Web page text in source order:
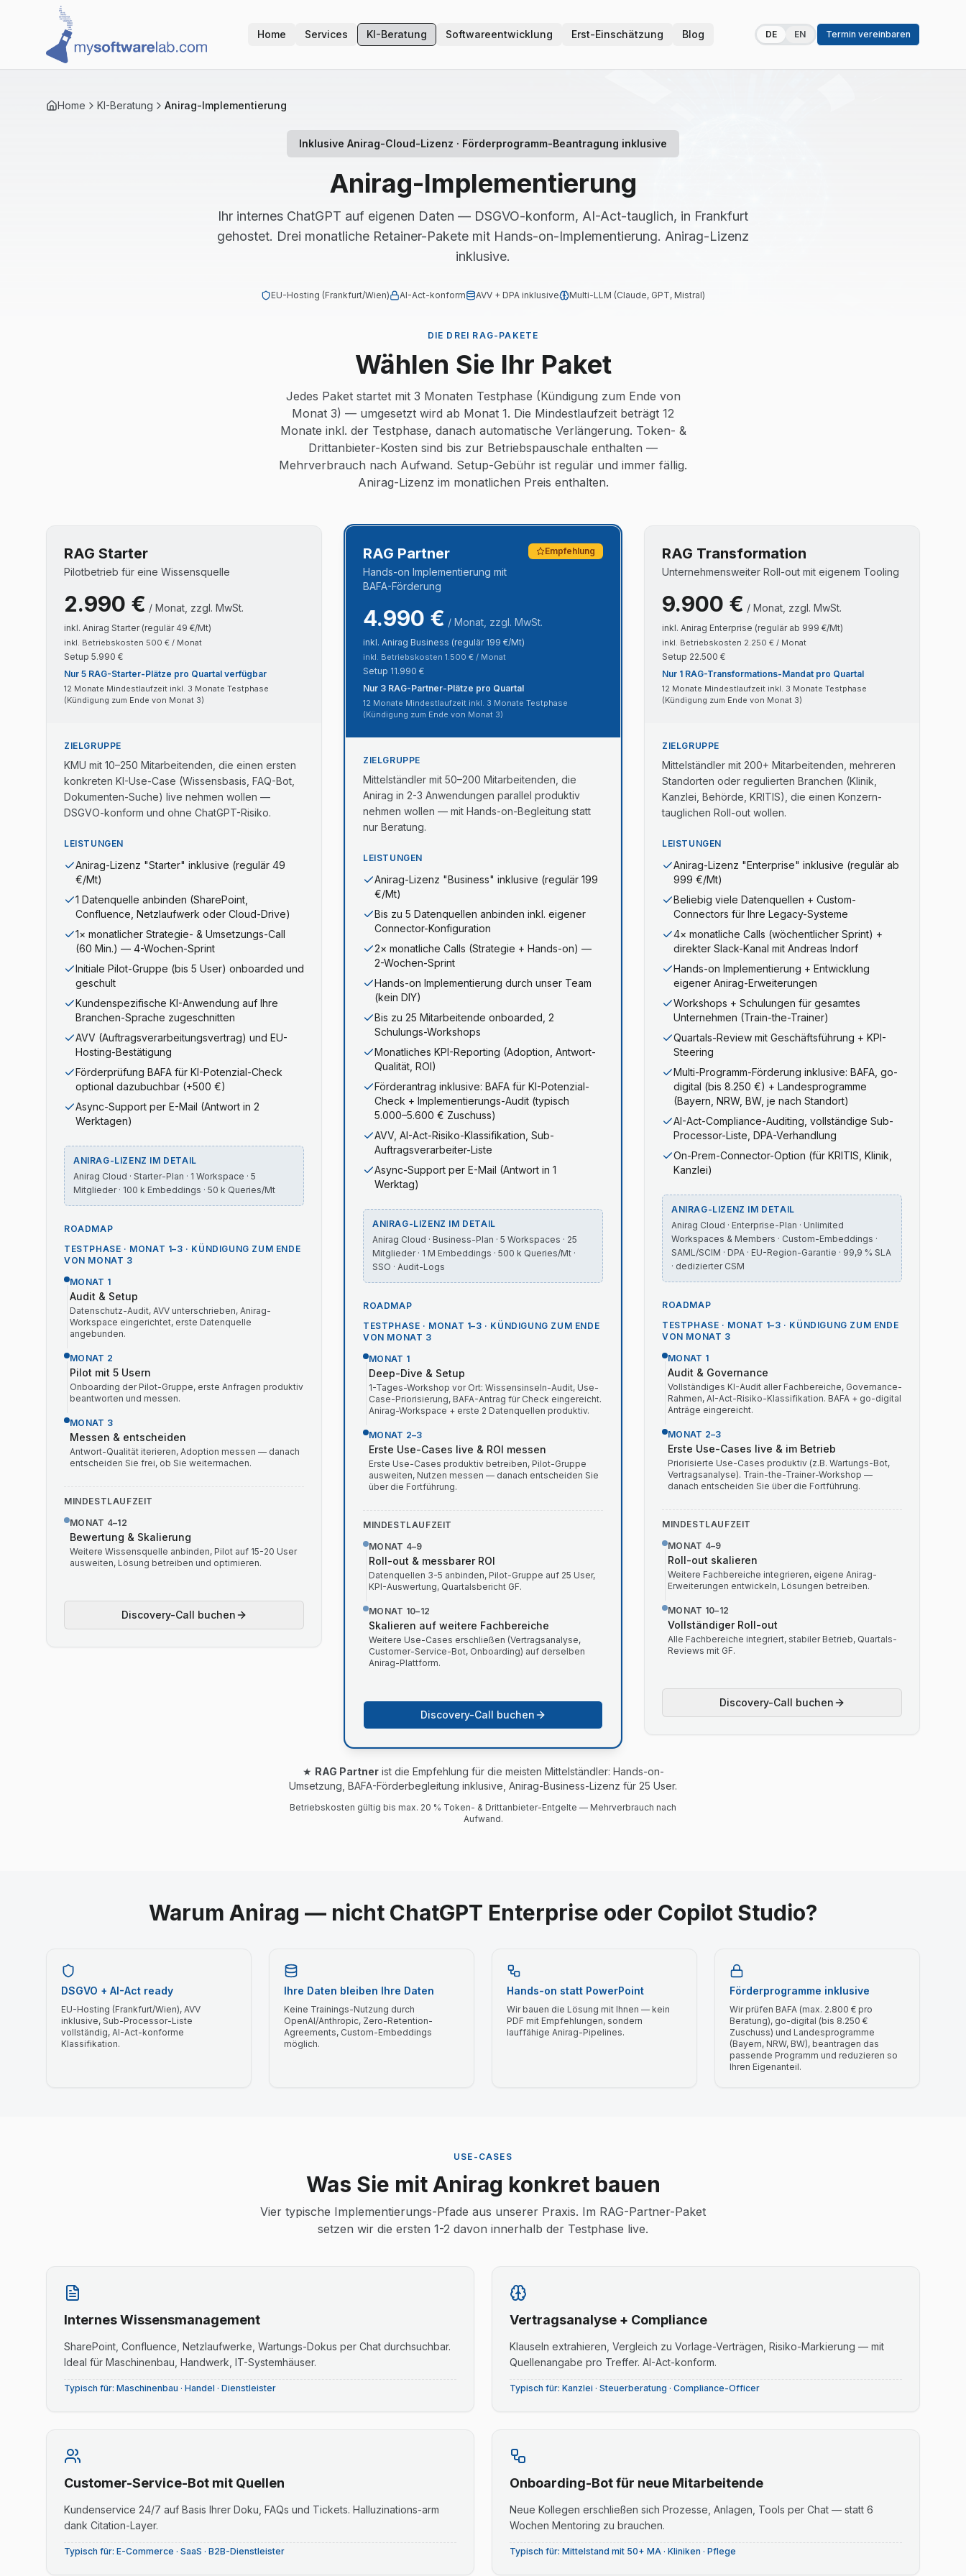
Home Services KI-Beratung Softwareentwicklung Erst-Einschätzung Blog DE EN Termin vereinbaren
Home KI-Beratung Anirag-Implementierung
Inklusive Anirag-Cloud-Lizenz · Förderprogramm-Beantragung inklusive
Anirag-Implementierung
Ihr internes ChatGPT auf eigenen Daten — DSGVO-konform, AI-Act-tauglich, in Frankfurt
gehostet. Drei monatliche Retainer-Pakete mit Hands-on-Implementierung. Anirag-Lizenz
inklusive.
EU-Hosting (Frankfurt/Wien) AI-Act-konform AVV + DPA inklusive Multi-LLM (Claude, GPT, Mistral)
DIE DREI RAG-PAKETE
Wählen Sie Ihr Paket
Jedes Paket startet mit 3 Monaten Testphase (Kündigung zum Ende von
Monat 3) — umgesetzt wird ab Monat 1. Die Mindestlaufzeit beträgt 12
Monate inkl. der Testphase, danach automatische Verlängerung. Token- &
Drittanbieter-Kosten sind bis zur Betriebspauschale enthalten —
Mehrverbrauch nach Aufwand. Setup-Gebühr ist regulär und immer fällig.
Anirag-Lizenz im monatlichen Preis enthalten.
RAG Starter
Pilotbetrieb für eine Wissensquelle
2.990 € / Monat, zzgl. MwSt.
inkl. Anirag Starter (regulär 49 €/Mt)
inkl. Betriebskosten 500 € / Monat
Setup 5.990 €
Nur 5 RAG-Starter-Plätze pro Quartal verfügbar
12 Monate Mindestlaufzeit inkl. 3 Monate Testphase
(Kündigung zum Ende von Monat 3)
ZIELGRUPPE
KMU mit 10–250 Mitarbeitenden, die einen ersten
konkreten KI-Use-Case (Wissensbasis, FAQ-Bot,
Dokumenten-Suche) live nehmen wollen —
DSGVO-konform und ohne ChatGPT-Risiko.
LEISTUNGEN
Anirag-Lizenz "Starter" inklusive (regulär 49
€/Mt)
1 Datenquelle anbinden (SharePoint,
Confluence, Netzlaufwerk oder Cloud-Drive)
1× monatlicher Strategie- & Umsetzungs-Call
(60 Min.) — 4-Wochen-Sprint
Initiale Pilot-Gruppe (bis 5 User) onboarded und
geschult
Kundenspezifische KI-Anwendung auf Ihre
Branchen-Sprache zugeschnitten
AVV (Auftragsverarbeitungsvertrag) und EU-
Hosting-Bestätigung
Förderprüfung BAFA für KI-Potenzial-Check
optional dazubuchbar (+500 €)
Async-Support per E-Mail (Antwort in 2
Werktagen)
ANIRAG-LIZENZ IM DETAIL
Anirag Cloud · Starter-Plan · 1 Workspace · 5
Mitglieder · 100 k Embeddings · 50 k Queries/Mt
ROADMAP
TESTPHASE · MONAT 1–3 · KÜNDIGUNG ZUM ENDE
VON MONAT 3
MONAT 1
Audit & Setup
Datenschutz-Audit, AVV unterschrieben, Anirag-
Workspace eingerichtet, erste Datenquelle
angebunden.
MONAT 2
Pilot mit 5 Usern
Onboarding der Pilot-Gruppe, erste Anfragen produktiv
beantworten und messen.
MONAT 3
Messen & entscheiden
Antwort-Qualität iterieren, Adoption messen — danach
entscheiden Sie frei, ob Sie weitermachen.
MINDESTLAUFZEIT
MONAT 4–12
Bewertung & Skalierung
Weitere Wissensquelle anbinden, Pilot auf 15-20 User
ausweiten, Lösung betreiben und optimieren.
Discovery-Call buchen
RAG Partner
Hands-on Implementierung mit
BAFA-Förderung
Empfehlung
4.990 € / Monat, zzgl. MwSt.
inkl. Anirag Business (regulär 199 €/Mt)
inkl. Betriebskosten 1.500 € / Monat
Setup 11.990 €
Nur 3 RAG-Partner-Plätze pro Quartal
12 Monate Mindestlaufzeit inkl. 3 Monate Testphase
(Kündigung zum Ende von Monat 3)
ZIELGRUPPE
Mittelständler mit 50–200 Mitarbeitenden, die
Anirag in 2-3 Anwendungen parallel produktiv
nehmen wollen — mit Hands-on-Begleitung statt
nur Beratung.
LEISTUNGEN
Anirag-Lizenz "Business" inklusive (regulär 199
€/Mt)
Bis zu 5 Datenquellen anbinden inkl. eigener
Connector-Konfiguration
2× monatliche Calls (Strategie + Hands-on) —
2-Wochen-Sprint
Hands-on Implementierung durch unser Team
(kein DIY)
Bis zu 25 Mitarbeitende onboarded, 2
Schulungs-Workshops
Monatliches KPI-Reporting (Adoption, Antwort-
Qualität, ROI)
Förderantrag inklusive: BAFA für KI-Potenzial-
Check + Implementierungs-Audit (typisch
5.000–5.600 € Zuschuss)
AVV, AI-Act-Risiko-Klassifikation, Sub-
Auftragsverarbeiter-Liste
Async-Support per E-Mail (Antwort in 1
Werktag)
ANIRAG-LIZENZ IM DETAIL
Anirag Cloud · Business-Plan · 5 Workspaces · 25
Mitglieder · 1 M Embeddings · 500 k Queries/Mt ·
SSO · Audit-Logs
ROADMAP
TESTPHASE · MONAT 1–3 · KÜNDIGUNG ZUM ENDE
VON MONAT 3
MONAT 1
Deep-Dive & Setup
1-Tages-Workshop vor Ort: Wissensinseln-Audit, Use-
Case-Priorisierung, BAFA-Antrag für Check eingereicht.
Anirag-Workspace + erste 2 Datenquellen produktiv.
MONAT 2–3
Erste Use-Cases live & ROI messen
Erste Use-Cases produktiv betreiben, Pilot-Gruppe
ausweiten, Nutzen messen — danach entscheiden Sie
über die Fortführung.
MINDESTLAUFZEIT
MONAT 4–9
Roll-out & messbarer ROI
Datenquellen 3-5 anbinden, Pilot-Gruppe auf 25 User,
KPI-Auswertung, Quartalsbericht GF.
MONAT 10–12
Skalieren auf weitere Fachbereiche
Weitere Use-Cases erschließen (Vertragsanalyse,
Customer-Service-Bot, Onboarding) auf derselben
Anirag-Plattform.
Discovery-Call buchen
RAG Transformation
Unternehmensweiter Roll-out mit eigenem Tooling
9.900 € / Monat, zzgl. MwSt.
inkl. Anirag Enterprise (regulär ab 999 €/Mt)
inkl. Betriebskosten 2.250 € / Monat
Setup 22.500 €
Nur 1 RAG-Transformations-Mandat pro Quartal
12 Monate Mindestlaufzeit inkl. 3 Monate Testphase
(Kündigung zum Ende von Monat 3)
ZIELGRUPPE
Mittelständler mit 200+ Mitarbeitenden, mehreren
Standorten oder regulierten Branchen (Klinik,
Kanzlei, Behörde, KRITIS), die einen Konzern-
tauglichen Roll-out wollen.
LEISTUNGEN
Anirag-Lizenz "Enterprise" inklusive (regulär ab
999 €/Mt)
Beliebig viele Datenquellen + Custom-
Connectors für Ihre Legacy-Systeme
4× monatliche Calls (wöchentlicher Sprint) +
direkter Slack-Kanal mit Andreas Indorf
Hands-on Implementierung + Entwicklung
eigener Anirag-Erweiterungen
Workshops + Schulungen für gesamtes
Unternehmen (Train-the-Trainer)
Quartals-Review mit Geschäftsführung + KPI-
Steering
Multi-Programm-Förderung inklusive: BAFA, go-
digital (bis 8.250 €) + Landesprogramme
(Bayern, NRW, BW, je nach Standort)
AI-Act-Compliance-Auditing, vollständige Sub-
Processor-Liste, DPA-Verhandlung
On-Prem-Connector-Option (für KRITIS, Klinik,
Kanzlei)
ANIRAG-LIZENZ IM DETAIL
Anirag Cloud · Enterprise-Plan · Unlimited
Workspaces & Members · Custom-Embeddings ·
SAML/SCIM · DPA · EU-Region-Garantie · 99,9 % SLA
· dedizierter CSM
ROADMAP
TESTPHASE · MONAT 1–3 · KÜNDIGUNG ZUM ENDE
VON MONAT 3
MONAT 1
Audit & Governance
Vollständiges KI-Audit aller Fachbereiche, Governance-
Rahmen, AI-Act-Risiko-Klassifikation. BAFA + go-digital
Anträge eingereicht.
MONAT 2–3
Erste Use-Cases live & im Betrieb
Priorisierte Use-Cases produktiv (z.B. Wartungs-Bot,
Vertragsanalyse). Train-the-Trainer-Workshop —
danach entscheiden Sie über die Fortführung.
MINDESTLAUFZEIT
MONAT 4–9
Roll-out skalieren
Weitere Fachbereiche integrieren, eigene Anirag-
Erweiterungen entwickeln, Lösungen betreiben.
MONAT 10–12
Vollständiger Roll-out
Alle Fachbereiche integriert, stabiler Betrieb, Quartals-
Reviews mit GF.
Discovery-Call buchen
★ RAG Partnerist die Empfehlung für die meisten Mittelständler: Hands-on-
Umsetzung, BAFA-Förderbegleitung inklusive, Anirag-Business-Lizenz für 25 User.
Betriebskosten gültig bis max. 20 % Token- & Drittanbieter-Entgelte — Mehrverbrauch nach
Aufwand.
Warum Anirag — nicht ChatGPT Enterprise oder Copilot Studio?
DSGVO + AI-Act ready
EU-Hosting (Frankfurt/Wien), AVV
inklusive, Sub-Processor-Liste
vollständig, AI-Act-konforme
Klassifikation.
Ihre Daten bleiben Ihre Daten
Keine Trainings-Nutzung durch
OpenAI/Anthropic, Zero-Retention-
Agreements, Custom-Embeddings
möglich.
Hands-on statt PowerPoint
Wir bauen die Lösung mit Ihnen — kein
PDF mit Empfehlungen, sondern
lauffähige Anirag-Pipelines.
Förderprogramme inklusive
Wir prüfen BAFA (max. 2.800 € pro
Beratung), go-digital (bis 8.250 €
Zuschuss) und Landesprogramme
(Bayern, NRW, BW), beantragen das
passende Programm und reduzieren so
Ihren Eigenanteil.
USE-CASES
Was Sie mit Anirag konkret bauen
Vier typische Implementierungs-Pfade aus unserer Praxis. Im RAG-Partner-Paket
setzen wir die ersten 1-2 davon innerhalb der Testphase live.
Internes Wissensmanagement
SharePoint, Confluence, Netzlaufwerke, Wartungs-Dokus per Chat durchsuchbar.
Ideal für Maschinenbau, Handwerk, IT-Systemhäuser.
Typisch für: Maschinenbau · Handel · Dienstleister
Vertragsanalyse + Compliance
Klauseln extrahieren, Vergleich zu Vorlage-Verträgen, Risiko-Markierung — mit
Quellenangabe pro Treffer. AI-Act-konform.
Typisch für: Kanzlei · Steuerberatung · Compliance-Officer
Customer-Service-Bot mit Quellen
Kundenservice 24/7 auf Basis Ihrer Doku, FAQs und Tickets. Halluzinations-arm
dank Citation-Layer.
Typisch für: E-Commerce · SaaS · B2B-Dienstleister
Onboarding-Bot für neue Mitarbeitende
Neue Kollegen erschließen sich Prozesse, Anlagen, Tools per Chat — statt 6
Wochen Mentoring zu brauchen.
Typisch für: Mittelstand mit 50+ MA · Kliniken · Pflege